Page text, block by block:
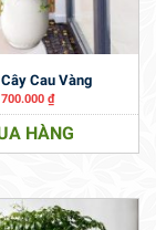
Cau Vàng
700.000₫
HÀNG